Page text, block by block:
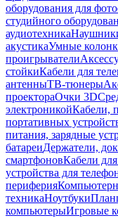
оборудования для
студийного
аудиотехника
акустикаУмные
проигрыватели
стойкиКабели для
антенныТВ-тюнеры
проектораОчки 3D
электроникойКабели,
портативных
питания, зарядные
батареиДержатели,
смартфоновКабели
устройства для
периферия
техникаНоутбуки
компьютерыИгровые